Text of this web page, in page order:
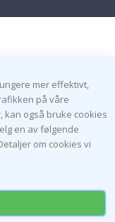
mer effektivt,
på våre
kan også bruke cookies
en av følgende
om cookies vi